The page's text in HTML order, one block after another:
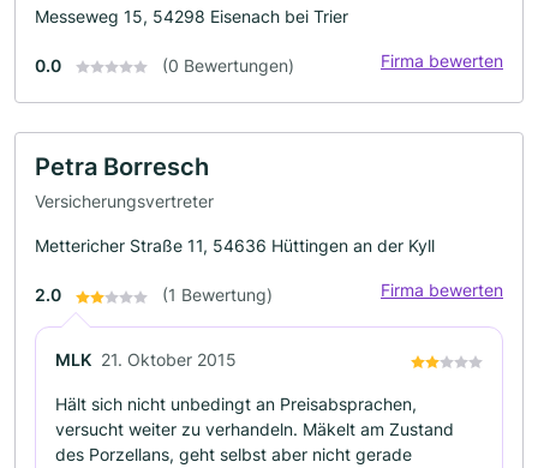
Messeweg 15, 54298 Eisenach bei Trier
0.0 (0 Bewertungen) Firma bewerten
Petra Borresch
Versicherungsvertreter
Mettericher Straße 11, 54636 Hüttingen an der Kyll
2.0 (1 Bewertung) Firma bewerten
MLK 21. Oktober 2015
Hält sich nicht unbedingt an Preisabsprachen,
versucht weiter zu verhandeln. Mäkelt am Zustand
des Porzellans, geht selbst aber nicht gerade